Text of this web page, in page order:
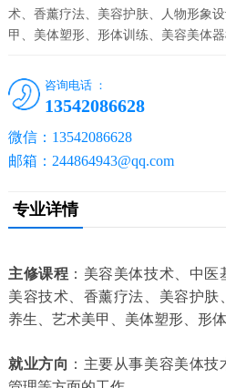
术、香薰疗法、美容护肤、人物形象
甲、美体塑形、形体训练、美容美体器
咨询电话 ：
13542086628
微信：13542086628
邮箱：244864943@qq.com
专业详情
主修课程 ：美容美体技术、中
美容技术、香薰疗法、美容护肤
养生、艺术美甲、美体塑形、形
就业方向 ：主要从事美容美体